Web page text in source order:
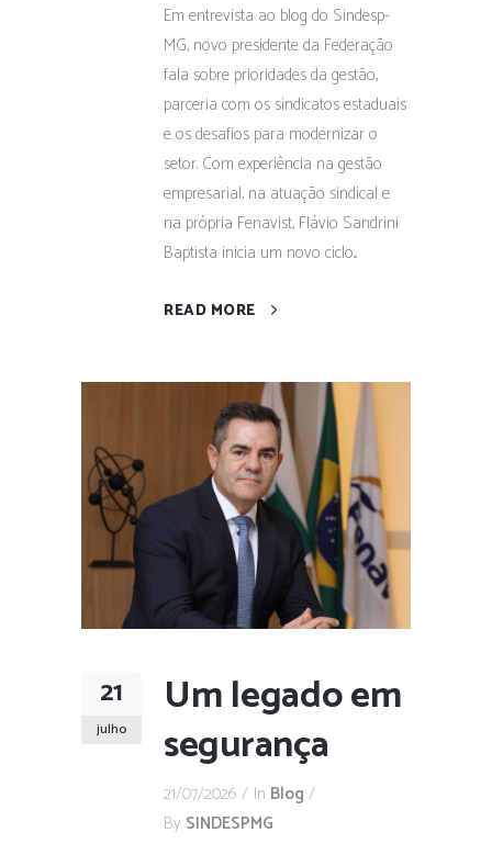
Em entrevista ao blog do Sindesp-
MG, novo presidente da Federação
fala sobre prioridades da gestão,
parceria com os sindicatos estaduais
e os desafios para modernizar o
setor. Com experiência na gestão
empresarial, na atuação sindical e
na própria Fenavist, Flávio Sandrini
Baptista inicia um novo ciclo...
READ MORE
21
julho
Um legado em
segurança
21/07/2026 In Blog
By SINDESPMG